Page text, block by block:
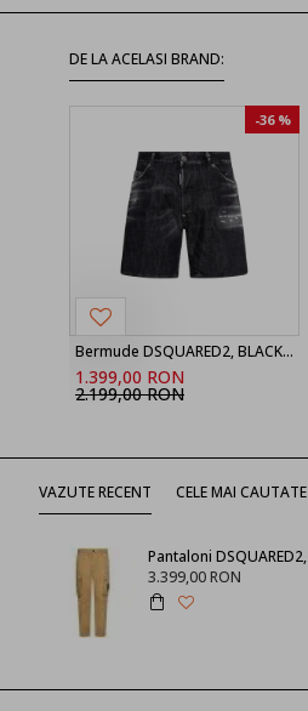
DE LA ACELASI BRAND:
-36 %
Bermude DSQUARED2, BLACK ‘Marine’ denim shorts
1.399,00 RON
2.199,00 RON
VAZUTE RECENT CELE MAI CAUTATE
3.399,00 RON